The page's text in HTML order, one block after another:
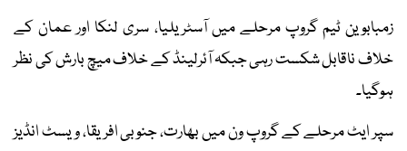
زمبابوین ٹیم گروپ مرحلے میں آسٹریلیا، سری لنکا اور عمان کے
خلاف ناقابل شکست رہی جبکہ آئرلینڈ کے خلاف میچ بارش کی نظر
ہوگیا۔
سپر ایٹ مرحلے کے گروپ ون میں بھارت، جنوبی افریقا، ویسٹ انڈیز